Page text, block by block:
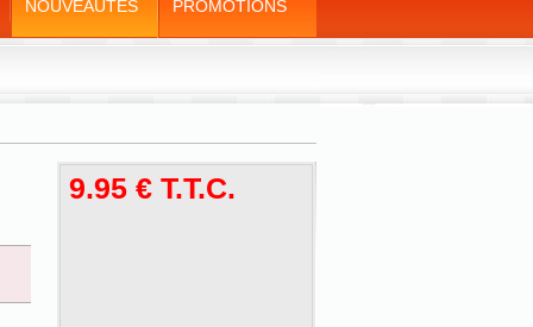
NOUVEAUTÉS PROMOTIONS
9.95 € T.T.C.